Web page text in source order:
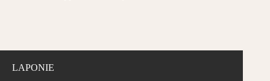
LAPONIE